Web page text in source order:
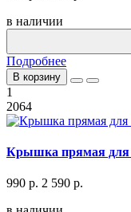
в наличии
Подробнее
В корзину
1
2064
Крышка прямая для
990 р. 2 590 р.